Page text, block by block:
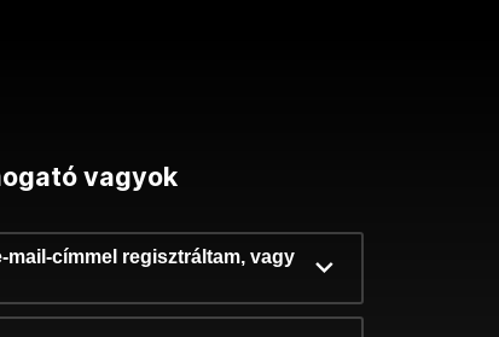
vagyok
mail-címmel regisztráltam, vagy